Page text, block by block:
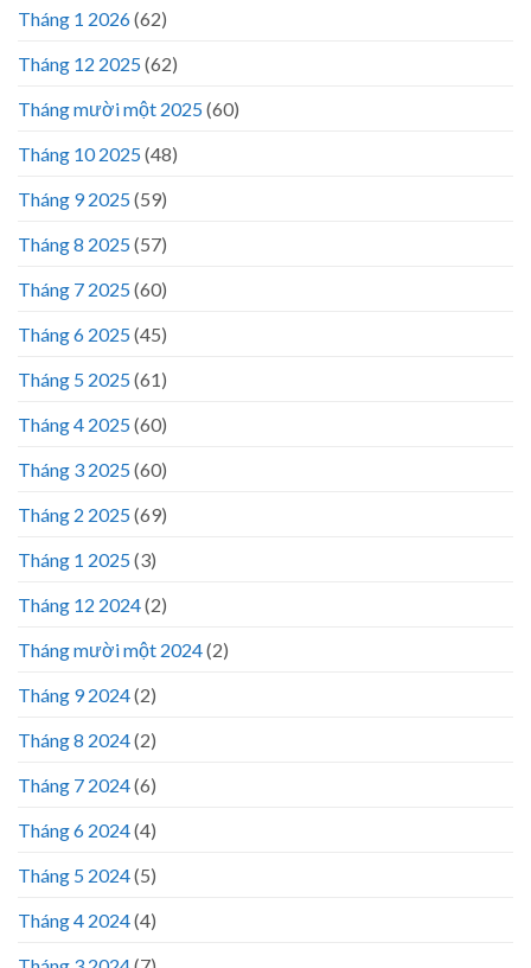
Tháng 1 2026(62)
Tháng 12 2025(62)
Tháng mười một 2025(60)
Tháng 10 2025(48)
Tháng 9 2025(59)
Tháng 8 2025(57)
Tháng 7 2025(60)
Tháng 6 2025(45)
Tháng 5 2025(61)
Tháng 4 2025(60)
Tháng 3 2025(60)
Tháng 2 2025(69)
Tháng 1 2025(3)
Tháng 12 2024(2)
Tháng mười một 2024(2)
Tháng 9 2024(2)
Tháng 8 2024(2)
Tháng 7 2024(6)
Tháng 6 2024(4)
Tháng 5 2024(5)
Tháng 4 2024(4)